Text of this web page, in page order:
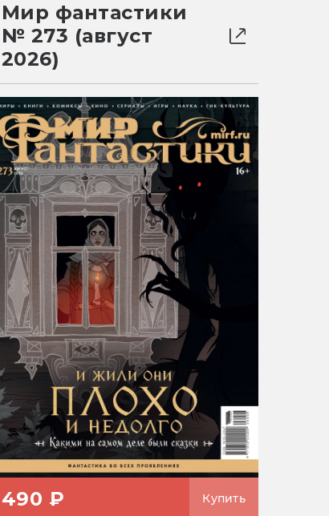
Мир фантастики
№ 273 (август
2026)
490 ₽ Купить